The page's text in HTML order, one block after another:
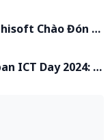
CEO X-Lab Inc
Chào Đón
Nhật Bản Đến
NộiICT Day 2024: